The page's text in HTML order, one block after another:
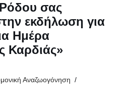
σας
εκδήλωση για
Ημέρα
Καρδιάς»
Αναζωογόνηση